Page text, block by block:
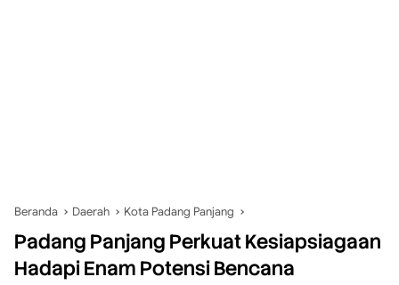
Beranda Daerah Kota Padang Panjang
Padang Panjang Perkuat Kesiapsiagaan
Hadapi Enam Potensi Bencana